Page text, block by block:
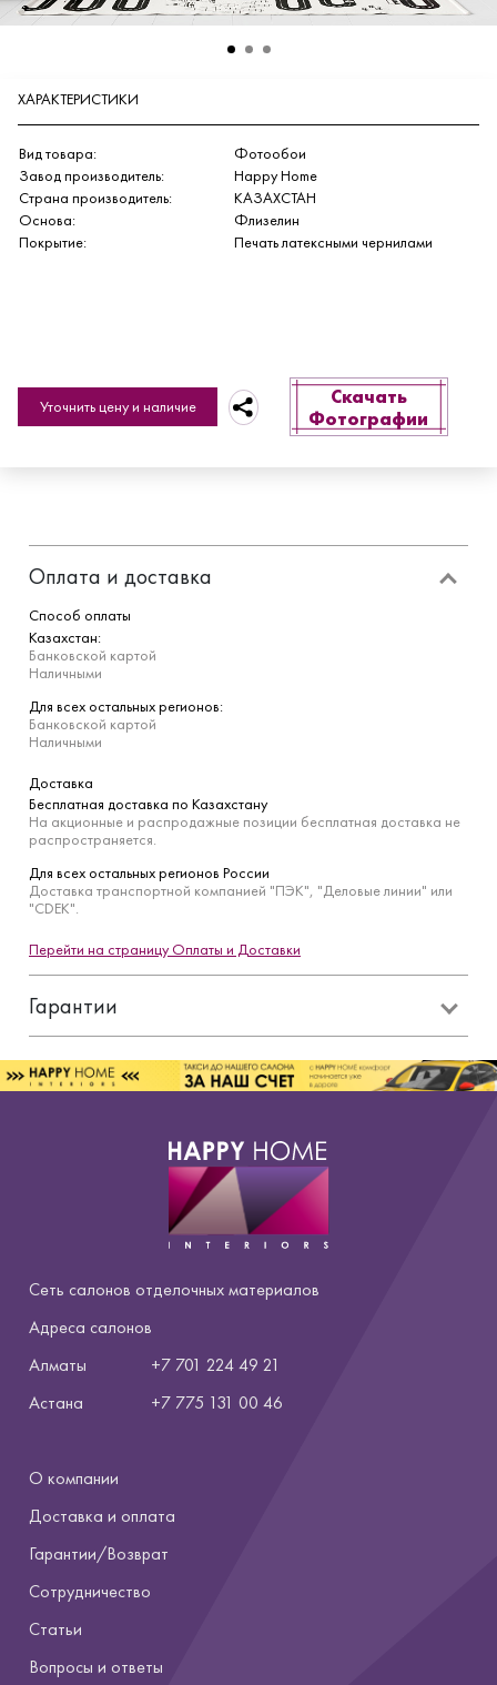
ХАРАКТЕРИСТИКИ
Вид товара:
Фотообои
Завод производитель:
Happy Home
Страна производитель:
КАЗАХСТАН
Основа:
Флизелин
Покрытие:
Печать латексными чернилами
Уточнить цену и наличие
Скачать
Фотографии
Оплата и доставка
Способ оплаты
Казахстан:
Банковской картой
Наличными
Для всех остальных регионов:
Банковской картой
Наличными
Доставка
Бесплатная доставка по Казахстану
На акционные и распродажные позиции бесплатная доставка не
распространяется.
Для всех остальных регионов России
Доставка транспортной компанией "ПЭК", "Деловые линии" или
"CDEK".
Перейти на страницу Оплаты и Доставки
Гарантии
Сеть салонов отделочных материалов
Адреса салонов
Алматы
+7 701 224 49 21
Астана
+7 775 131 00 46
О компании
Доставка и оплата
Гарантии/Возврат
Сотрудничество
Статьи
Вопросы и ответы